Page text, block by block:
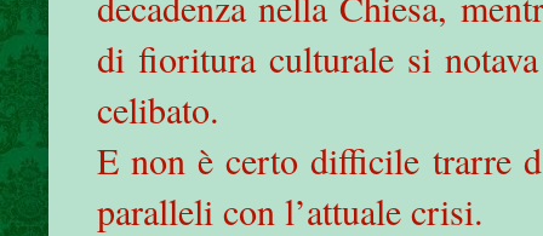
di fioritura culturale si
celibato.
E non è certo difficile trarre
paralleli con l’attuale crisi.